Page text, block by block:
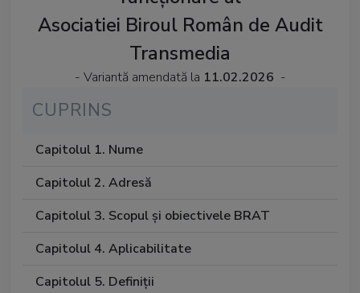
Asociatiei Biroul Român de Audit
Transmedia
- Variantă amendată la 11.02.2026 -
CUPRINS
Capitolul 1. Nume
Capitolul 2. Adresă
Capitolul 3. Scopul și obiectivele BRAT
Capitolul 4. Aplicabilitate
Capitolul 5. Definiții